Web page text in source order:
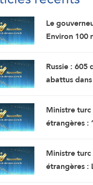
Le
Environ 100
migrants à
Russie : 605
abattus
au nord de
Ministre
étrangères :
mais elle
obstacle à la
plan de paix
Ministre
étrangères :